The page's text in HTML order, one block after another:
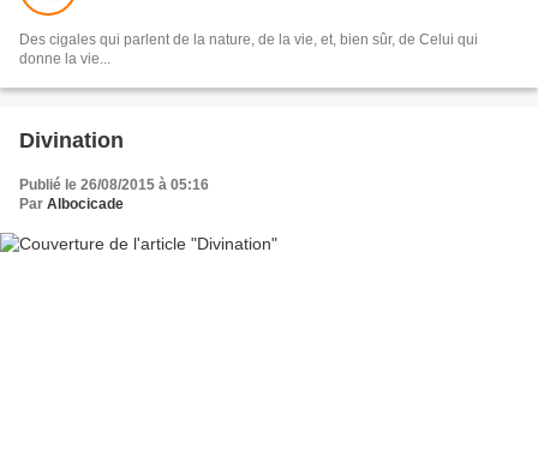
Des cigales qui parlent de la nature, de la vie, et, bien sûr, de Celui qui
donne la vie...
Divination
Publié le 26/08/2015 à 05:16
Par Albocicade